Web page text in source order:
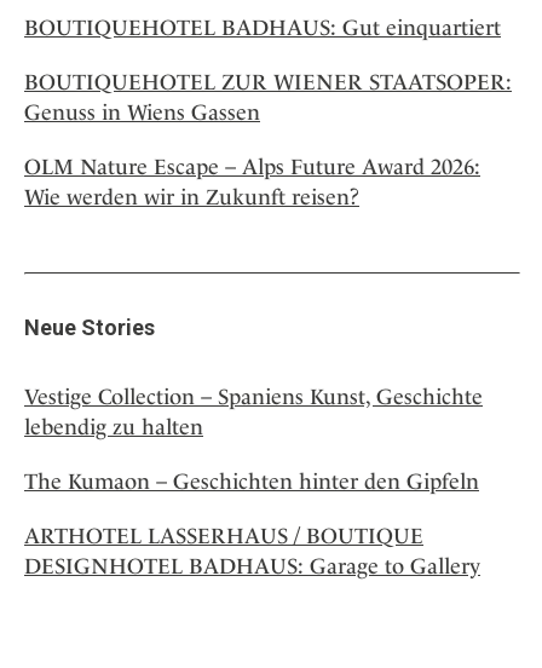
BOUTIQUEHOTEL BADHAUS: Gut einquartiert
BOUTIQUEHOTEL ZUR WIENER STAATSOPER:
Genuss in Wiens Gassen
OLM Nature Escape – Alps Future Award 2026:
Wie werden wir in Zukunft reisen?
Neue Stories
Vestige Collection – Spaniens Kunst, Geschichte
lebendig zu halten
The Kumaon – Geschichten hinter den Gipfeln
ARTHOTEL LASSERHAUS / BOUTIQUE
DESIGNHOTEL BADHAUS: Garage to Gallery